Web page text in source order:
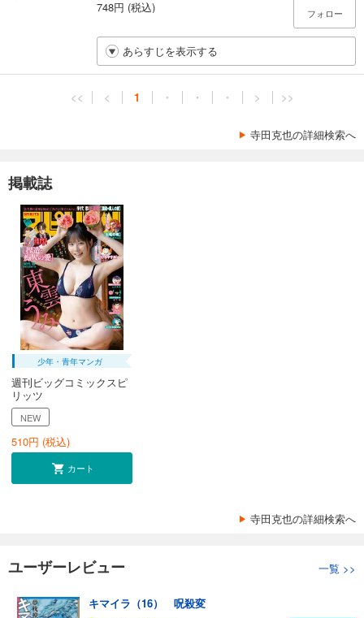
748円 (税込) フォロー
あらすじを表示する
<< < 1 ・ ・ ・ > >>
寺田克也の詳細検索へ
掲載誌
少年・青年マンガ
週刊ビッグコミックスピ
リッツ
NEW
510円 (税込)
カート
寺田克也の詳細検索へ
ユーザーレビュー 一覧 >>
キマイラ（16） 呪殺変